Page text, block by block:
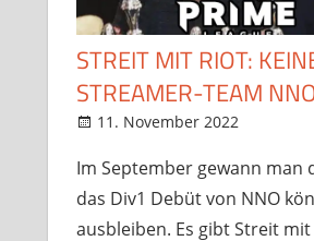
STREIT MIT RIOT:
STREAMER-TEAM
11. November 2022
Im September gewann man
das Div1 Debüt von NNO
ausbleiben. Es gibt Streit